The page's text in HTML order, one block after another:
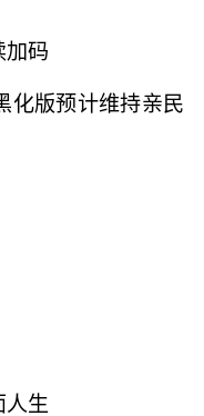
码
化版预计维持亲民
生